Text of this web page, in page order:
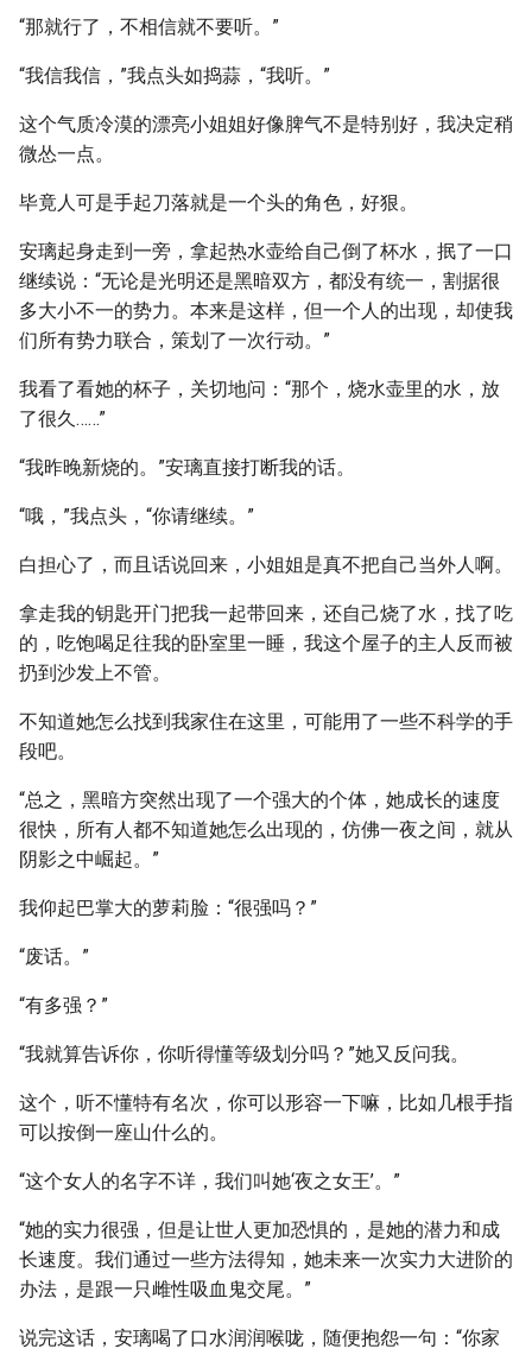
“那就行了，不相信就不要听。”
“我信我信，”我点头如捣蒜，“我听。”
这个气质冷漠的漂亮小姐姐好像脾气不是特别好，我决定稍
微怂一点。
毕竟人可是手起刀落就是一个头的角色，好狠。
安璃起身走到一旁，拿起热水壶给自己倒了杯水，抿了一口
继续说：“无论是光明还是黑暗双方，都没有统一，割据很
多大小不一的势力。本来是这样，但一个人的出现，却使我
们所有势力联合，策划了一次行动。”
我看了看她的杯子，关切地问：“那个，烧水壶里的水，放
了很久……”
“我昨晚新烧的。”安璃直接打断我的话。
“哦，”我点头，“你请继续。”
白担心了，而且话说回来，小姐姐是真不把自己当外人啊。
拿走我的钥匙开门把我一起带回来，还自己烧了水，找了吃
的，吃饱喝足往我的卧室里一睡，我这个屋子的主人反而被
扔到沙发上不管。
不知道她怎么找到我家住在这里，可能用了一些不科学的手
段吧。
“总之，黑暗方突然出现了一个强大的个体，她成长的速度
很快，所有人都不知道她怎么出现的，仿佛一夜之间，就从
阴影之中崛起。”
我仰起巴掌大的萝莉脸：“很强吗？”
“废话。”
“有多强？”
“我就算告诉你，你听得懂等级划分吗？”她又反问我。
这个，听不懂特有名次，你可以形容一下嘛，比如几根手指
可以按倒一座山什么的。
“这个女人的名字不详，我们叫她‘夜之女王’。”
“她的实力很强，但是让世人更加恐惧的，是她的潜力和成
长速度。我们通过一些方法得知，她未来一次实力大进阶的
办法，是跟一只雌性吸血鬼交尾。”
说完这话，安璃喝了口水润润喉咙，随便抱怨一句：“你家